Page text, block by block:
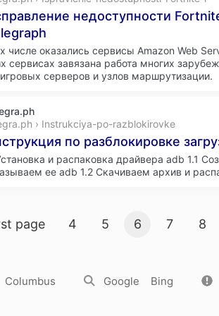
недоступности
числе оказались сервисы Amazon Web
сервисах завязана работа многих
серверов и узлов маршрутизации.
› Instrukciya-po-razblokirovke
по разблокировке
и распаковка драйвера adb 1.1
ее adb 1.2 Скачиваем архив и
result pages
page 4 5 6 7 8
Columbus Google Bing